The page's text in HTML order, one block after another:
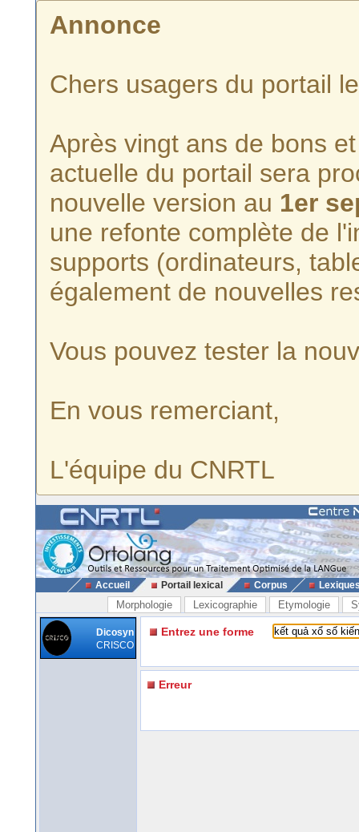
Annonce
Chers usagers du portail
Après vingt ans de bons
actuelle du portail sera
nouvelle version au 1er
une refonte complète de
supports (ordinateurs,
également de nouvelles
Vous pouvez tester la
En vous remerciant,
L'équipe du CNRTL
Accueil Portail lexical Corpus
Morphologie Lexicographie Etymologie
Dicosyn
CRISCO
Entrez une forme
Erreur